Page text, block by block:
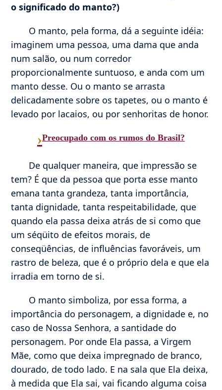
o significado do manto?)
O manto, pela forma, dá a seguinte idéia:
imaginem uma pessoa, uma dama que anda
num salão, ou num corredor
proporcionalmente suntuoso, e anda com um
manto desse. Ou o manto se arrasta
delicadamente sobre os tapetes, ou o manto é
levado por lacaios, ou por senhoritas de honor.
›Preocupado com os rumos do Brasil?
De qualquer maneira, que impressão se
tem? É que da pessoa que porta esse manto
emana tanta grandeza, tanta importância,
tanta dignidade, tanta respeitabilidade, que
quando ela passa deixa atrás de si como que
um séqüito de efeitos morais, de
conseqüências, de influências favoráveis, um
rastro de beleza, que é o próprio dela e que ela
irradia em torno de si.
O manto simboliza, por essa forma, a
importância do personagem, a dignidade e, no
caso de Nossa Senhora, a santidade do
personagem. Por onde Ela passa, a Virgem
Mãe, como que deixa impregnado de branco,
dourado, de todo lado. E na sala que Ela deixa,
à medida que Ela sai, vai ficando alguma coisa